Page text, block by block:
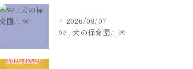
2026/08/07
୨୧ ∴犬の保育園∴ ୨୧